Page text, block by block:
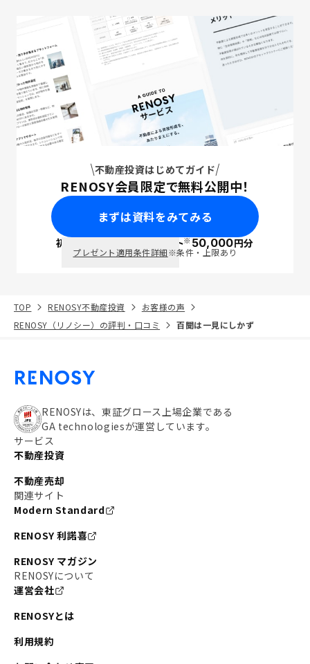
不動産投資はじめてガイド
RENOSY会員限定で無料公開中！
まずは資料をみてみる
初回面談で ポイント※50,000円分
プレゼント適用条件詳細※条件・上限あり
TOP RENOSY不動産投資
お客様の声
RENOSY（リノシー）の評判・口コミ
百聞は一見にしかず
RENOSYは、東証グロース上場企業である
GA technologiesが運営しています。
サービス
不動産投資
不動産売却
関連サイト
Modern Standard
RENOSY 利諾喜
RENOSY マガジン
RENOSYについて
運営会社
RENOSYとは
利用規約